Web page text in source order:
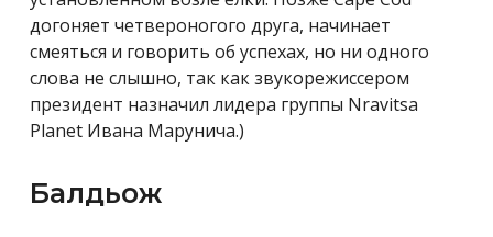
догоняет четвероногого друга, начинает
смеяться и говорить об успехах, но ни одного
слова не слышно, так как звукорежиссером
президент назначил лидера группы Nravitsa
Planet Ивана Марунича.)
Балдьож